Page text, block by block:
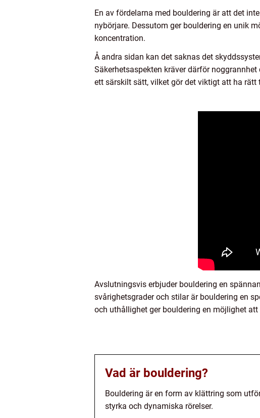
En av fördelarna med bouldering är att det
nybörjare. Dessutom ger bouldering en unik
koncentration.
Å andra sidan kan det saknas det
Säkerhetsaspekten kräver därför
ett särskilt sätt, vilket gör det viktigt att ha
Avslutningsvis erbjuder bouldering en
svårighetsgrader och stilar är bouldering en
och uthållighet ger bouldering en möjlighet
Vad är bouldering?
Bouldering är en form av klättring som
styrka och dynamiska rörelser.